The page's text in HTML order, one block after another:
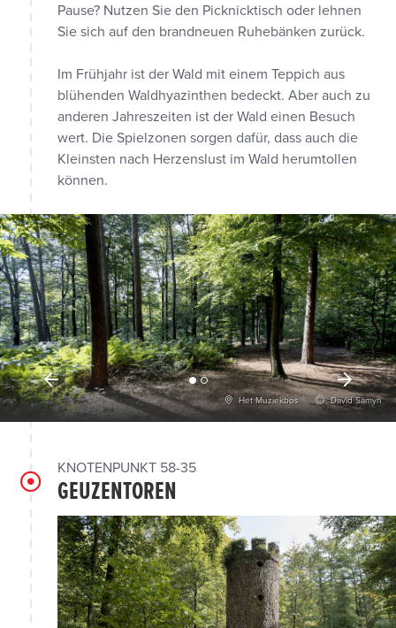
Het Muziekbos David Samyn
Pause? Nutzen Sie den Picknicktisch oder lehnen
Sie sich auf den brandneuen Ruhebänken zurück.
Im Frühjahr ist der Wald mit einem Teppich aus
blühenden Waldhyazinthen bedeckt. Aber auch zu
anderen Jahreszeiten ist der Wald einen Besuch
wert. Die Spielzonen sorgen dafür, dass auch die
Kleinsten nach Herzenslust im Wald herumtollen
können.
KNOTENPUNKT 58-35
GEUZENTOREN